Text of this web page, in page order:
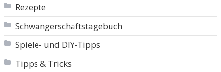
Rezepte
Schwangerschaftstagebuch
Spiele- und DIY-Tipps
Tipps & Tricks